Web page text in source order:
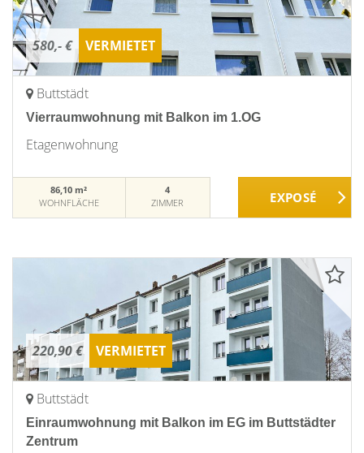
580,- € VERMIETET
Buttstädt
Vierraumwohnung mit Balkon im 1.OG
Etagenwohnung
86,10 m²
WOHNFLÄCHE
4
ZIMMER
220,90 € VERMIETET
Buttstädt
Einraumwohnung mit Balkon im EG im Buttstädter
Zentrum